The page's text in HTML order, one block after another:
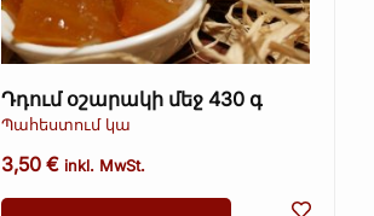
Դդում օշարակի մեջ 430 գ
Պահեստում կա
3,50 € inkl. MwSt.